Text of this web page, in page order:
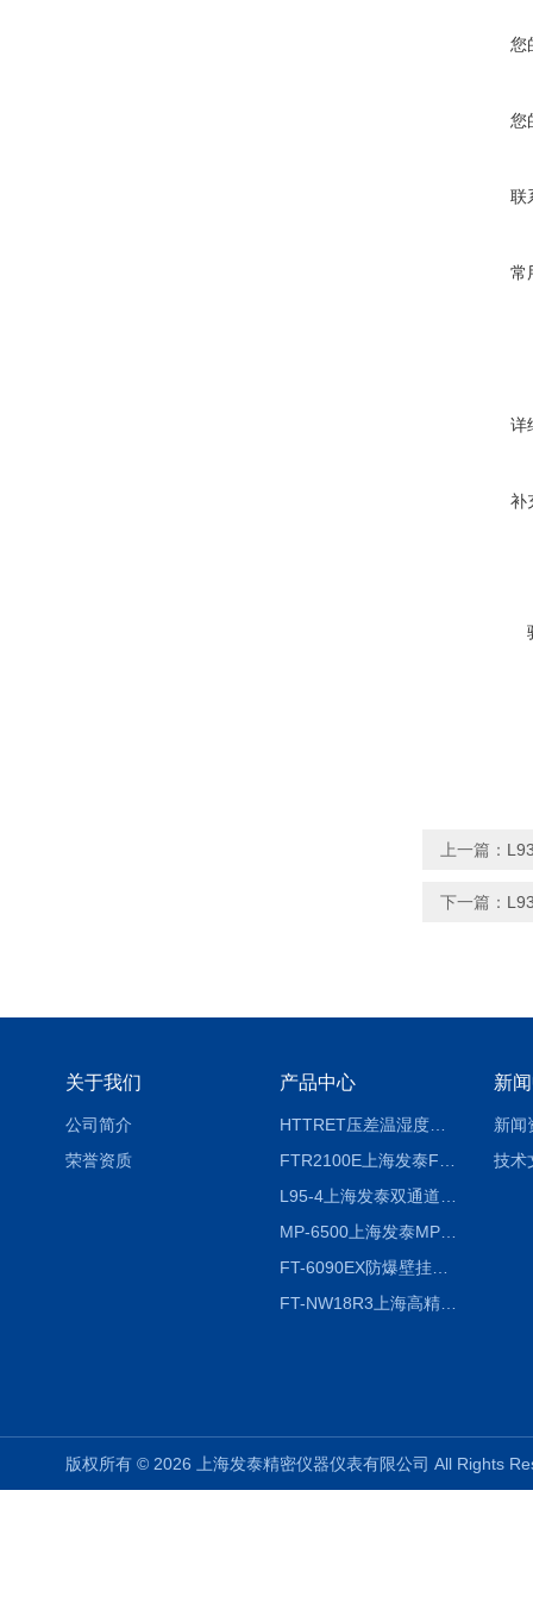
您
您
联
常
详
补
上一篇：
下一篇：
关于我们
公司简介
荣誉资质
产品中心
HTTRET压差温湿度显示屏
MP-6500上海发泰MP-6500 压力记录器
FT-6090EX防爆壁挂式沼气分析检测仪
FT-NW18R3上海高精度温度记录仪
新
新闻
技术
版权所有 © 2026 上海发泰精密仪器仪表有限公司 All